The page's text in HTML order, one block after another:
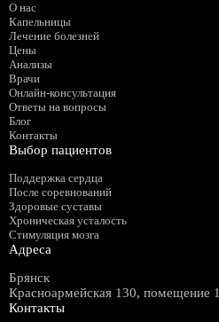
О нас
Капельницы
Лечение болезней
Цены
Анализы
Врачи
Онлайн-консультация
Ответы на вопросы
Блог
Контакты
Выбор пациентов
Поддержка сердца
После соревнований
Здоровые суставы
Хроническая усталость
Стимуляция мозга
Адреса
Брянск
Красноармейская 130, помещение 1
Контакты